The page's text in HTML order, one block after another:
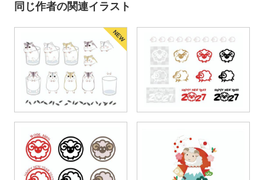
同じ作者の関連イラスト
NEW